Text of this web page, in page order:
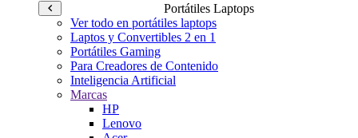
Portátiles Laptops
Ver todo en portátiles laptops
Laptos y Convertibles 2 en 1
Portátiles Gaming
Para Creadores de Contenido
Inteligencia Artificial
Marcas
HP
Lenovo